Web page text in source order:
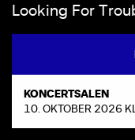
Looking For Trou
KONCERTSALEN
10. OKTOBER 2026